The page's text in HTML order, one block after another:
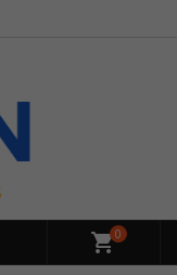
0